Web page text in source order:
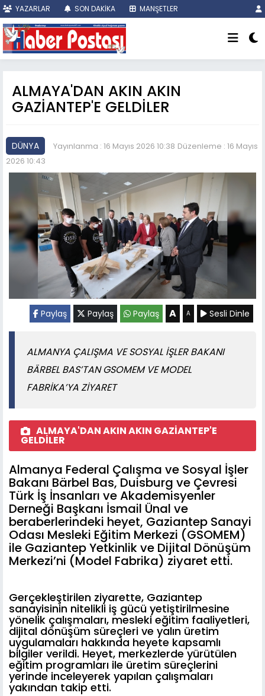
YAZARLAR SON DAKİKA MANŞETLER
ALMAYA'DAN AKIN AKIN
GAZİANTEP'E GELDİLER
DÜNYA Yayınlanma : 16 Mayıs 2026 10:38 Düzenleme : 16 Mayıs
2026 10:43
Paylaş Paylaş Paylaş A A Sesli Dinle
ALMANYA ÇALIŞMA VE SOSYAL İŞLER BAKANI
BÄRBEL BAS’TAN GSOMEM VE MODEL
FABRİKA’YA ZİYARET
ALMAYA'DAN AKIN AKIN GAZİANTEP'E
GELDİLER
Almanya Federal Çalışma ve Sosyal İşler
Bakanı Bärbel Bas, Duisburg ve Çevresi
Türk İş İnsanları ve Akademisyenler
Derneği Başkanı İsmail Ünal ve
beraberlerindeki heyet, Gaziantep Sanayi
Odası Mesleki Eğitim Merkezi (GSOMEM)
ile Gaziantep Yetkinlik ve Dijital Dönüşüm
Merkezi’ni (Model Fabrika) ziyaret etti.
Gerçekleştirilen ziyarette, Gaziantep
sanayisinin nitelikli iş gücü yetiştirilmesine
yönelik çalışmaları, mesleki eğitim faaliyetleri,
dijital dönüşüm süreçleri ve yalın üretim
uygulamaları hakkında heyete kapsamlı
bilgiler verildi. Heyet, merkezlerde yürütülen
eğitim programları ile üretim süreçlerini
yerinde inceleyerek yapılan çalışmaları
yakından takip etti.